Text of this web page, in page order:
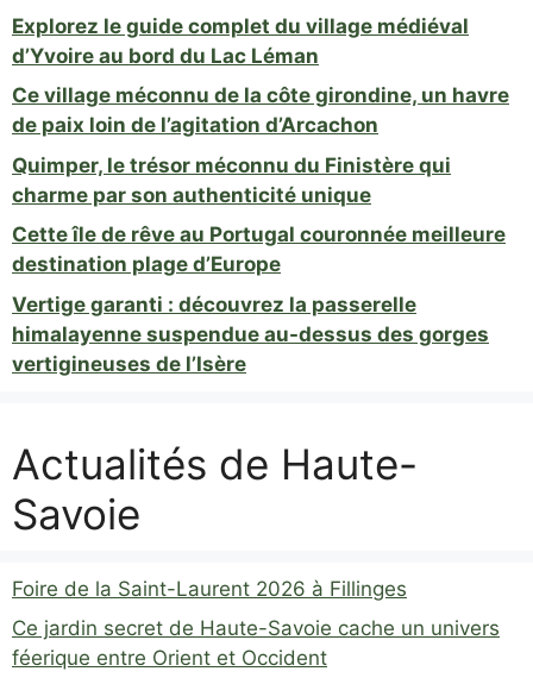
Explorez le guide complet du village médiéval
d’Yvoire au bord du Lac Léman
Ce village méconnu de la côte girondine, un havre
de paix loin de l’agitation d’Arcachon
Quimper, le trésor méconnu du Finistère qui
charme par son authenticité unique
Cette île de rêve au Portugal couronnée meilleure
destination plage d’Europe
Vertige garanti : découvrez la passerelle
himalayenne suspendue au-dessus des gorges
vertigineuses de l’Isère
Actualités de Haute-
Savoie
Foire de la Saint-Laurent 2026 à Fillinges
Ce jardin secret de Haute-Savoie cache un univers
féerique entre Orient et Occident